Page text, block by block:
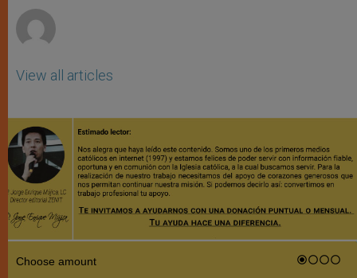
View all articles